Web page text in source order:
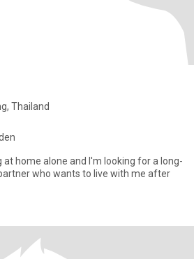
Thailand
at home alone and I'm looking for a long-
who wants to live with me after